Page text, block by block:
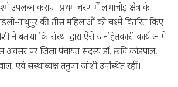
उपलब्ध कराए। प्रथम चरण में लामाचौड़ क्षेत्र के
नाथुपुर की तीस महिलाओं को चश्मे वितरित किए
ने बताया कि संस्था द्वारा ऐसे जनहितकारी कार्य आगे
अवसर पर जिला पंचायत सदस्य डॉ. छवि कांडपाल,
एवं संस्थाध्यक्ष तनुजा जोशी उपस्थित रहीं।